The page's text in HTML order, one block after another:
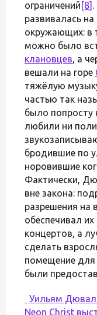
ограничений [8]
развивалась
окружающих: в
можно было
клановцев, а
вешали на горе
тяжёлую
частью так
было попросту
любили ни
бродившие по
норовившие
Фактически,
вне закона:
разрешения на
обеспечивал
концертов, а
сделать
помещение для
были
Уильям
Neon Christ